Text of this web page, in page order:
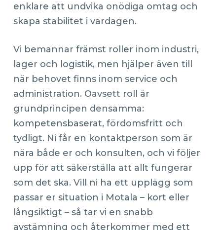
enklare att undvika onödiga omtag och
skapa stabilitet i vardagen.
Vi bemannar främst roller inom industri,
lager och logistik, men hjälper även till
när behovet finns inom service och
administration. Oavsett roll är
grundprincipen densamma:
kompetensbaserat, fördomsfritt och
tydligt. Ni får en kontaktperson som är
nära både er och konsulten, och vi följer
upp för att säkerställa att allt fungerar
som det ska. Vill ni ha ett upplägg som
passar er situation i Motala – kort eller
långsiktigt – så tar vi en snabb
avstämning och återkommer med ett